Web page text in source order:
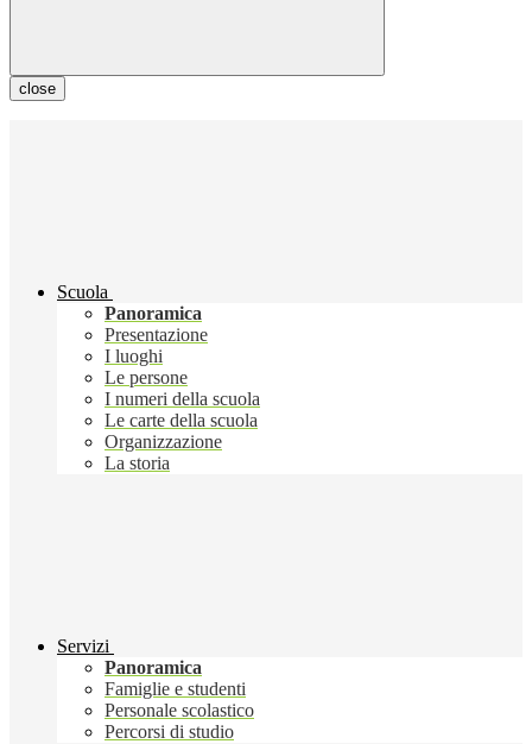
close
Scuola
Panoramica
Presentazione
I luoghi
Le persone
I numeri della scuola
Le carte della scuola
Organizzazione
La storia
Servizi
Panoramica
Famiglie e studenti
Personale scolastico
Percorsi di studio